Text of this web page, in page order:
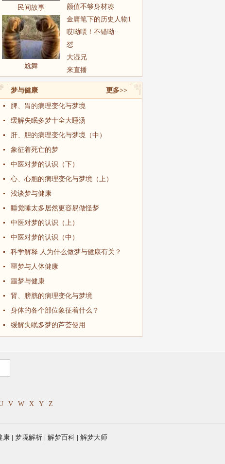
民间故事
尬舞
颜值不够身材凑
金庸笔下的历史人物1
哎呦喂！不错呦··
怼
大湿兄
来直播
更多>>
梦与健康
脾、胃的病理变化与梦境
缓解失眠多梦十全大睡汤
肝、胆的病理变化与梦境（中）
象征着死亡的梦
中医对梦的认识（下）
心、心胞的病理变化与梦境（上）
浅谈梦与健康
睡觉睡太多居然更容易做怪梦
中医对梦的认识（上）
中医对梦的认识（中）
科学解释 人为什么做梦与健康有关？
噩梦与人体健康
噩梦与健康
肾、膀胱的病理变化与梦境
身体的各个部位象征着什么？
缓解失眠多梦的芦荟使用
V W X Y Z
康 梦境解析 解梦百科 解梦大师